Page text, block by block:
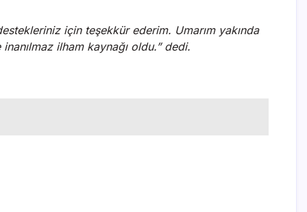
için teşekkür ederim. Umarım yakında
ilham kaynağı oldu.” dedi.